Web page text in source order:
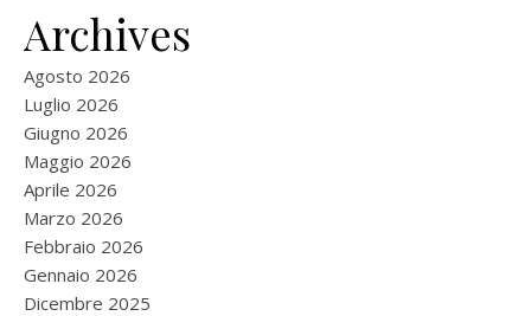
Archives
Agosto 2026
Luglio 2026
Giugno 2026
Maggio 2026
Aprile 2026
Marzo 2026
Febbraio 2026
Gennaio 2026
Dicembre 2025